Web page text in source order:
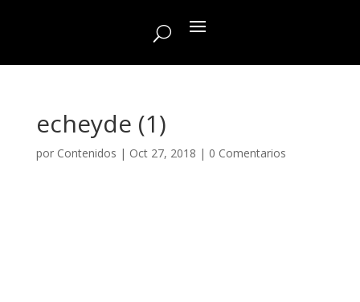
echeyde (1)
por Contenidos | Oct 27, 2018 | 0 Comentarios